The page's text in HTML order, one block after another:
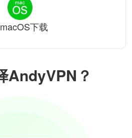
AndyVPN？
macOS下载